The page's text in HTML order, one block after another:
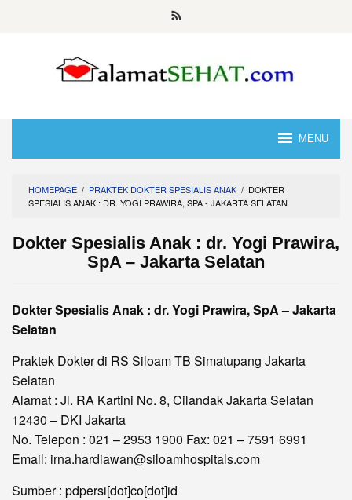
MENU
HOMEPAGE / PRAKTEK DOKTER SPESIALIS ANAK / DOKTER
SPESIALIS ANAK : DR. YOGI PRAWIRA, SPA - JAKARTA SELATAN
Dokter Spesialis Anak : dr. Yogi Prawira,
SpA – Jakarta Selatan
Dokter Spesialis Anak : dr. Yogi Prawira, SpA – Jakarta
Selatan
Praktek Dokter di RS Siloam TB Simatupang Jakarta
Selatan
Alamat : Jl. RA Kartini No. 8, Cilandak Jakarta Selatan
12430 – DKI Jakarta
No. Telepon : 021 – 2953 1900 Fax: 021 – 7591 6991
Email: irna.hardiawan@siloamhospitals.com
Sumber : pdpersi[dot]co[dot]id